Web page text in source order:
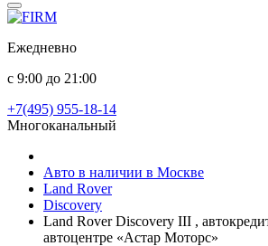
Ежедневно
с 9:00 до 21:00
+7(495) 955-18-14
Многоканальный
Авто в наличии в Москве
Land Rover
Discovery
Land Rover Discovery III ,
автоцентре «Астар Моторс»